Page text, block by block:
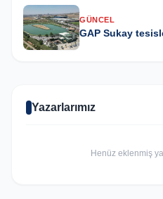
GÜNCEL
GAP Sukay
Yazarlarımız
Henüz eklenmiş